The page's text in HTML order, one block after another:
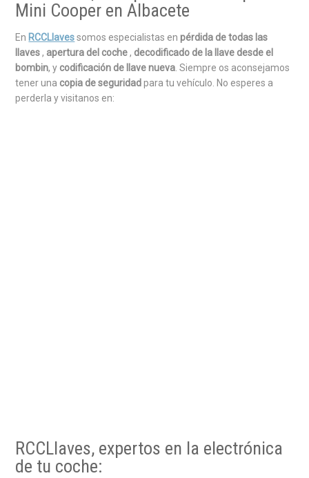
Mini Cooper en Albacete
En RCCLlavessomos especialistas enpérdida de todas las
llaves, apertura del coche, decodificado de la llave desde el
bombin, y codificación de llave nueva. Siempre os aconsejamos
tener una copia de seguridadpara tu vehículo. No esperes a
perderla y visitanos en:
RCCLlaves, expertos en la electrónica
de tu coche: